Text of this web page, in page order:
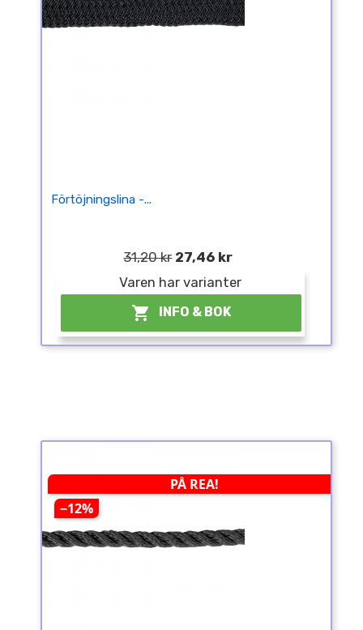
Förtöjningslina -...
31,20 kr 27,46 kr
Varen har varianter
 INFO & BOK
PÅ REA!
−12%